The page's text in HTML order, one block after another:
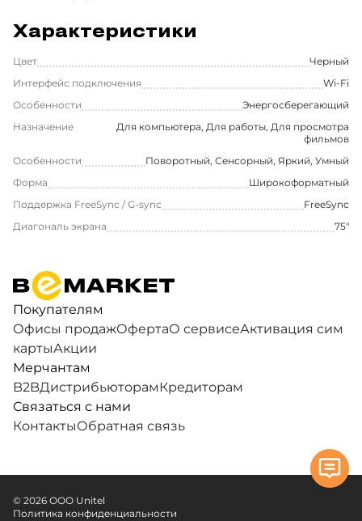
Характеристики
Цвет
Черный
Интерфейс подключения
Wi-Fi
Особенности
Энергосберегающий
Назначение
Для компьютера, Для работы, Для просмотра
фильмов
Особенности
Поворотный, Сенсорный, Яркий, Умный
Форма
Широкоформатный
Поддержка FreeSync / G-sync
FreeSync
Диагональ экрана
75"
Покупателям
Офисы продажОфертаО сервисеАктивация сим
картыАкции
Мерчантам
B2BДистрибьюторамКредиторам
Связаться с нами
КонтактыОбратная связь
© 2026 ООО Unitel
Политика конфиденциальности